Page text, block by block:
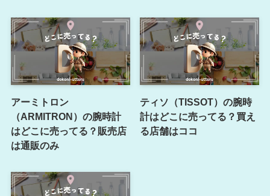
アーミトロン
（ARMITRON）の腕時計
はどこに売ってる？販売店
は通販のみ
ティソ（TISSOT）の腕時
計はどこに売ってる？買え
る店舗はココ